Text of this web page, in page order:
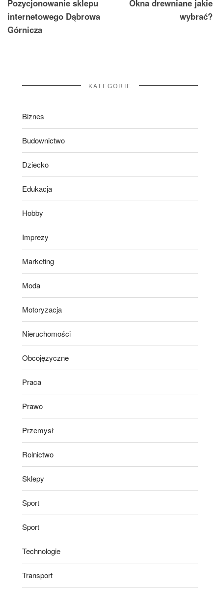
wpisu
Pozycjonowanie sklepu
internetowego Dąbrowa
Górnicza
Okna drewniane jakie
wybrać?
KATEGORIE
Biznes
Budownictwo
Dziecko
Edukacja
Hobby
Imprezy
Marketing
Moda
Motoryzacja
Nieruchomości
Obcojęzyczne
Praca
Prawo
Przemysł
Rolnictwo
Sklepy
Sport
Sport
Technologie
Transport